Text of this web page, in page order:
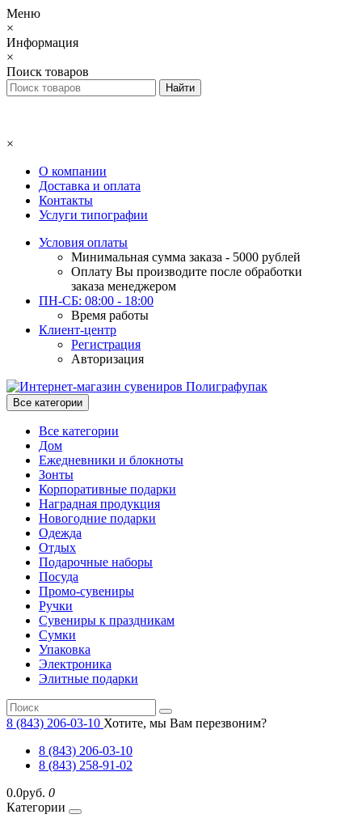
Меню
×
Информация
×
Поиск товаров
×
О компании
Доставка и оплата
Контакты
Услуги типографии
Условия оплаты
Минимальная сумма заказа - 5000 рублей
Оплату Вы производите после обработки
заказа менеджером
ПН-СБ: 08:00 - 18:00
Время работы
Клиент-центр
Регистрация
Авторизация
Все категории
Все категории
Дом
Ежедневники и блокноты
Зонты
Корпоративные подарки
Наградная продукция
Новогодние подарки
Одежда
Отдых
Подарочные наборы
Посуда
Промо-сувениры
Ручки
Сувениры к праздникам
Сумки
Упаковка
Электроника
Элитные подарки
8 (843) 206-03-10 Хотите, мы Вам перезвоним?
8 (843) 206-03-10
8 (843) 258-91-02
0.0руб. 0
Категории